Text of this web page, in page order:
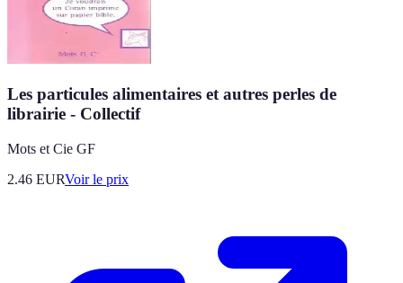
Les particules alimentaires et autres perles de
librairie - Collectif
Mots et Cie GF
2.46 EURVoir le prix